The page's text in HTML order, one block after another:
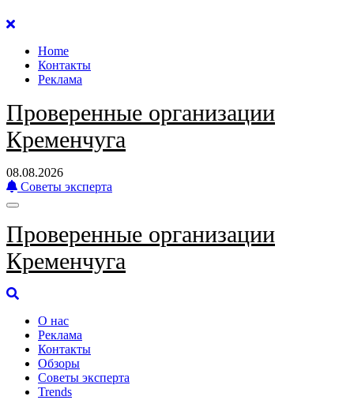
Перейти
содержанию
Home
Контакты
Реклама
Проверенные организации
Кременчуга
08.08.2026
Советы эксперта
Проверенные организации
Кременчуга
О нас
Реклама
Контакты
Обзоры
Советы эксперта
Trends